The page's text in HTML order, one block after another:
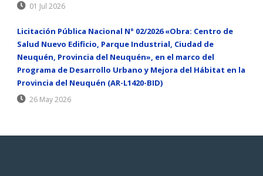
01 Jul 2026
Licitación Pública Nacional N° 02/2026 «Obra: Centro de
Salud Nuevo Edificio, Parque Industrial, Ciudad de
Neuquén, Provincia del Neuquén», en el marco del
Programa de Desarrollo Urbano y Mejora del Hábitat en la
Provincia del Neuquén (AR-L1420-BID)
26 May 2026